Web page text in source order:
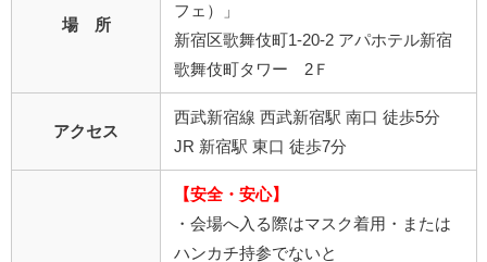
場 所
フェ）」
新宿区歌舞伎町1-20-2 アパホテル新宿
歌舞伎町タワー 2Ｆ
アクセス
西武新宿線 西武新宿駅 南口 徒歩5分
JR 新宿駅 東口 徒歩7分
【安全・安心】
・会場へ入る際はマスク着用・または
ハンカチ持参でないと